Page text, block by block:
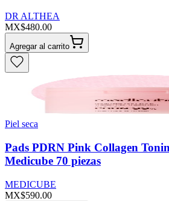
DR ALTHEA
MX$480.00
Agregar al carrito
Piel seca
Pads PDRN Pink Collagen
Medicube 70 piezas
MEDICUBE
MX$590.00